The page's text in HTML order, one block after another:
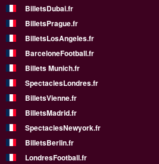
BilletsDubai.fr
BilletsPrague.fr
BilletsLosAngeles.fr
BarceloneFootball.fr
Billets Munich.fr
SpectaclesLondres.fr
BilletsVienne.fr
BilletsMadrid.fr
SpectaclesNewyork.fr
BilletsBerlin.fr
LondresFootball.fr